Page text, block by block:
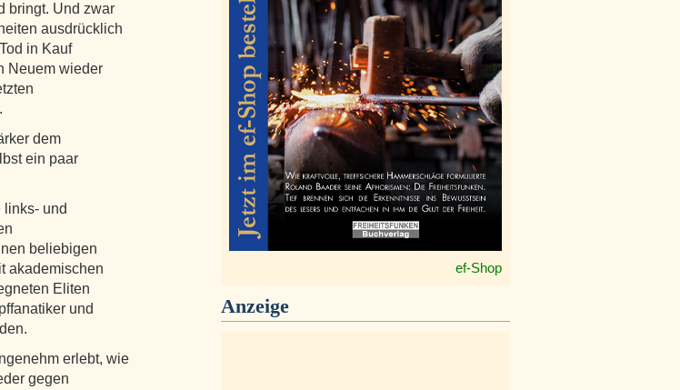
bringt. Und zwar
ausdrücklich
in Kauf
Neuem wieder
dem
ein paar
links- und
beliebigen
akademischen
Eliten
und
erlebt, wie
gegen
ef-Shop
Anzeige